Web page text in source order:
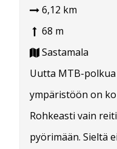
6,12 km
68 m
Sastamala
Uutta MTB-
ympäristöön on
Rohkeasti vain
pyörimään. Sieltä